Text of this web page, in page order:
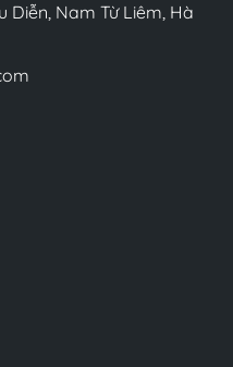
Diễn, Nam Từ Liêm, Hà